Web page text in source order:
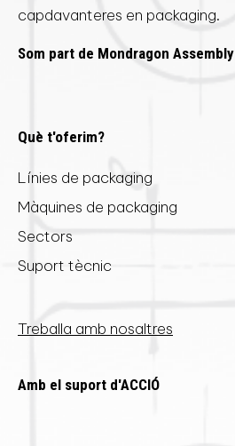
capdavanteres en packaging.
Som part de Mondragon Assembly
Què t'oferim?
Línies de packaging
Màquines de packaging
Sectors
Suport tècnic
Treballa amb nosaltres
Amb el suport d'ACCIÓ